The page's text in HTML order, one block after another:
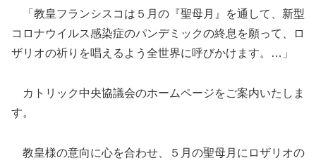
「教皇フランシスコは５月の『聖母月』を通して、新型
コロナウイルス感染症のパンデミックの終息を願って、ロ
ザリオの祈りを唱えるよう全世界に呼びかけます。…」
カトリック中央協議会のホームページをご案内いたしま
す。
教皇様の意向に心を合わせ、５月の聖母月にロザリオの